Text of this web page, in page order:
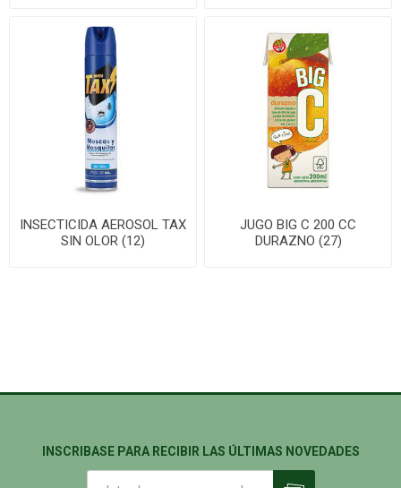
INSECTICIDA AEROSOL TAX
SIN OLOR (12)
JUGO BIG C 200 CC
DURAZNO (27)
INSCRIBASE PARA RECIBIR LAS ÚLTIMAS NOVEDADES